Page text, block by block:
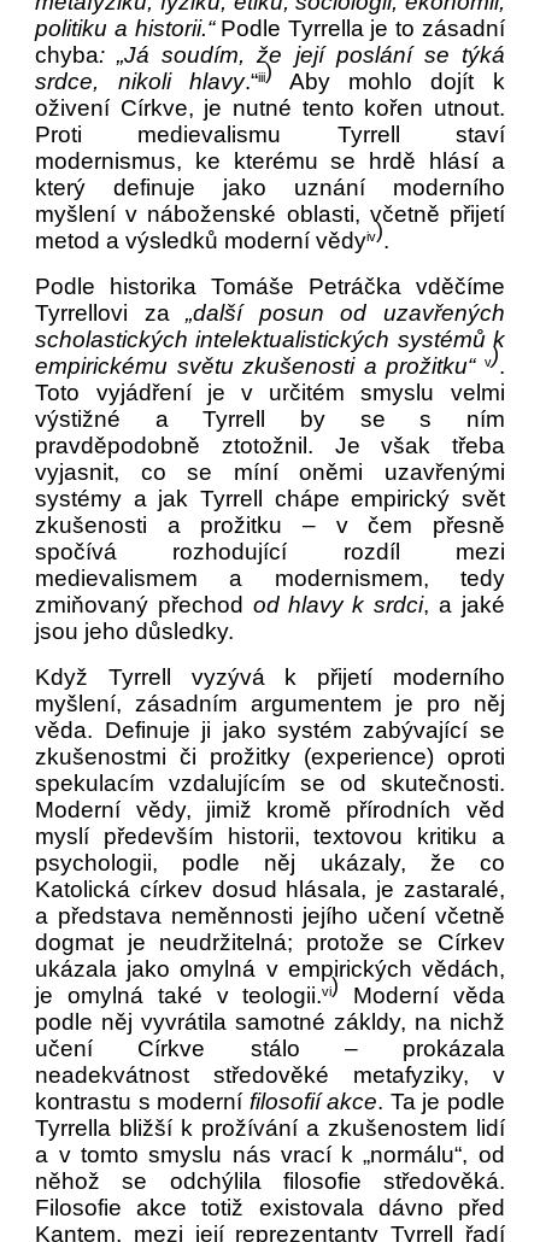
politiku a historii.“ Podle Tyrrella je to zásadní
chyba: „Já soudím, že její poslání se týká
srdce, nikoli hlavy.“iii) Aby mohlo dojít k
oživení Církve, je nutné tento kořen utnout.
Proti medievalismu Tyrrell staví
modernismus, ke kterému se hrdě hlásí a
který definuje jako uznání moderního
myšlení v náboženské oblasti, včetně přijetí
metod a výsledků moderní vědyiv).
Podle historika Tomáše Petráčka vděčíme
Tyrrellovi za„další posun od uzavřených
scholastických intelektualistických systémů k
empirickému světu zkušenosti a prožitku“ v).
Toto vyjádření je v určitém smyslu velmi
výstižné a Tyrrell by se s ním
pravděpodobně ztotožnil. Je však třeba
vyjasnit, co se míní oněmi uzavřenými
systémy a jak Tyrrell chápe empirický svět
zkušenosti a prožitku – v čem přesně
spočívá rozhodující rozdíl mezi
medievalismem a modernismem, tedy
zmiňovaný přechod od hlavy k srdci, a jaké
jsou jeho důsledky.
Když Tyrrell vyzývá k přijetí moderního
myšlení, zásadním argumentem je pro něj
věda. Definuje ji jako systém zabývající se
zkušenostmi či prožitky (experience) oproti
spekulacím vzdalujícím se od skutečnosti.
Moderní vědy, jimiž kromě přírodních věd
myslí především historii, textovou kritiku a
psychologii, podle něj ukázaly, že co
Katolická církev dosud hlásala, je zastaralé,
a představa neměnnosti jejího učení včetně
dogmat je neudržitelná; protože se Církev
ukázala jako omylná v empirických vědách,
je omylná také v teologii.vi) Moderní věda
podle něj vyvrátila samotné zákldy, na nichž
učení Církve stálo – prokázala
neadekvátnost středověké metafyziky, v
kontrastu s moderní filosofií akce. Ta je podle
Tyrrella bližší k prožívání a zkušenostem lidí
a v tomto smyslu nás vrací k „normálu“, od
něhož se odchýlila filosofie středověká.
Filosofie akce totiž existovala dávno před
Kantem, mezi její reprezentanty Tyrrell řadí